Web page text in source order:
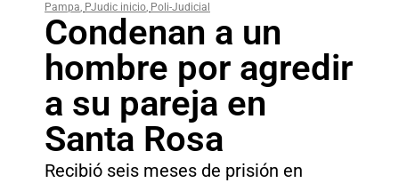
Pampa, PJudic inicio, Poli-Judicial
Condenan a un
hombre por agredir
a su pareja en
Santa Rosa
Recibió seis meses de prisión en